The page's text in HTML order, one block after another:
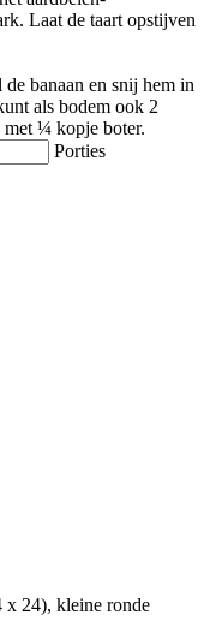
Laat de taart opstijven
banaan en snij hem in
als bodem ook 2
met ¼ kopje boter.
Porties
x 24), kleine ronde